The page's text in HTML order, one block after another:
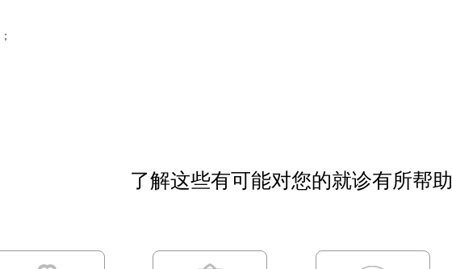
；
了解这些有可能对您的就诊有所帮助